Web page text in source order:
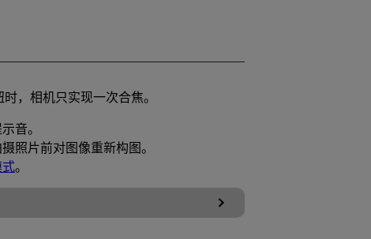
，相机只实现一次合焦。
音。
照片前对图像重新构图。
式。